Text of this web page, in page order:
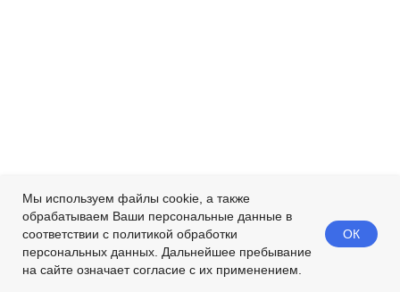
Мы используем файлы cookie, а также
обрабатываем Ваши персональные данные в
соответствии с политикой обработки
персональных данных. Дальнейшее пребывание
на сайте означает согласие с их применением.
ОК